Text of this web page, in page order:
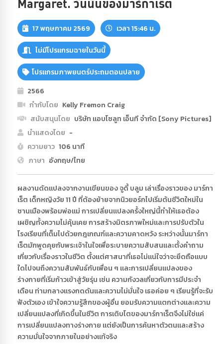
Margaret. วันนั้นของมาร์กาเร็ต
17 พฤษภาคม 2569 เวลา 15:46 น.
ไม่มีโปรแกรมฉายในวันนี้
โปรแกรมภาพยนตร์ประถมตอนปลาย
2566
กำกับโดย Kelly Fremon Craig
สนับสนุนโดย บริษัท แอบโซลูท เอ็นที จำกัด [Sony Pictures]
นำแสดงโดย -
ความยาว 106 นาที
ภาษา อังกฤษ/ไทย
ผลงานดัดแปลงจากงานเขียนของ จูดี้ บลูม เล่าเรื่องราวของ มาร์กา
เร็ต เด็กหญิงวัย 11 ปี ที่ต้องย้ายจากนิวยอร์กไปเริ่มต้นชีวิตใหม่ใน
ชานเมืองพร้อมพ่อแม่ การเปลี่ยนแปลงครั้งใหญ่นี้ทำให้เธอต้อง
เผชิญทั้งความไม่คุ้นเคย การสร้างมิตรภาพใหม่และการปรับตัวใน
โรงเรียนที่เต็มไปด้วยกฎเกณฑ์และความคาดหวัง ระหว่างนั้นมาร์กา
เร็ตมักพูดคุยกับพระเจ้าในใจเพื่อระบายความสับสนและตั้งคำถาม
เกี่ยวกับเรื่องราวในชีวิต ตั้งแต่ศาสนาที่เธอไม่แน่ใจว่าจะยึดถือแบบ
ใดไปจนถึงความสัมพันธ์กับเพื่อน ๆ และการเปลี่ยนแปลงของ
ร่างกายที่เริ่มก้าวเข้าสู่วัยรุ่น เช่น ความกังวลเกี่ยวกับการมีประจำ
เดือน ท่ามกลางแรงกดดันและความไม่มั่นใจ เธอค่อย ๆ เรียนรู้ที่จะรับ
ฟังตัวเอง เข้าใจความรู้สึกของผู้อื่น ยอมรับความแตกต่างและความ
เปลี่ยนแปลงที่เกิดขึ้นในชีวิต การเติบโตของมาร์กาเร็ตจึงไม่ใช่แค่
การเปลี่ยนแปลงทางร่างกาย แต่ยังเป็นการค้นหาตัวตนและสร้าง
ความมั่นใจจากภายในอย่างแท้จริง